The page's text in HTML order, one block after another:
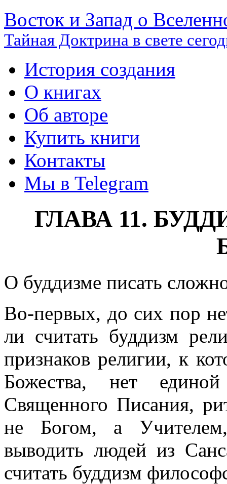
Восток и Запад о
Тайная Доктрина в свете
История создания
О книгах
Об авторе
Купить книги
Контакты
Мы в Telegram
ГЛАВА 11.
О буддизме писать
Во-первых, до сих пор
ли считать буддизм
признаков религии, к
Божества, нет
Священного Писания,
не Богом, а
выводить людей из
считать буддизм